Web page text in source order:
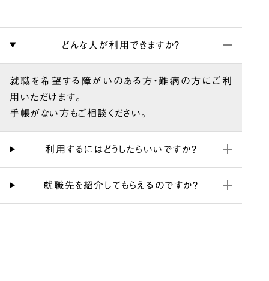
どんな人が利用できますか？
就職を希望する障がいのある方・難病の方にご利
用いただけます。
手帳がない方もご相談ください。
利用するにはどうしたらいいですか？
就職先を紹介してもらえるのですか？